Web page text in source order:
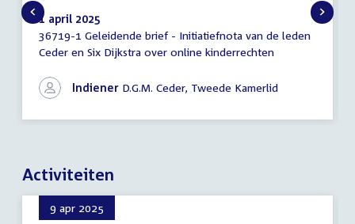
Geleidende
brief
1 april 2025
36719-1 Geleidende brief - Initiatiefnota van de leden
Ceder en Six Dijkstra over online kinderrechten
Indiener D.G.M. Ceder, Tweede Kamerlid
Activiteiten
9 apr 2025